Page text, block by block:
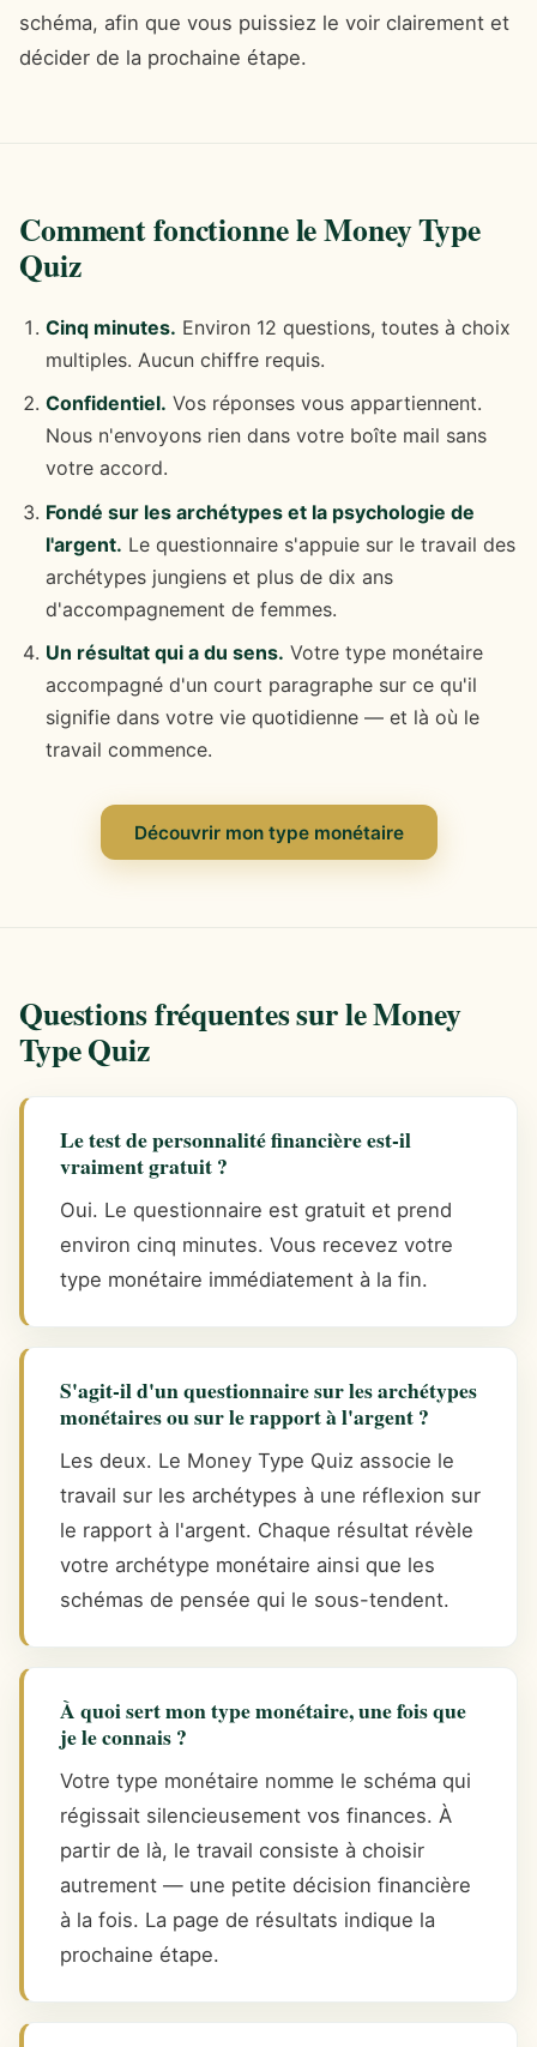
schéma, afin que vous puissiez le voir clairement et
décider de la prochaine étape.
Comment fonctionne le Money Type
Quiz
Cinq minutes. Environ 12 questions, toutes à choix
multiples. Aucun chiffre requis.
Confidentiel. Vos réponses vous appartiennent.
Nous n'envoyons rien dans votre boîte mail sans
votre accord.
Fondé sur les archétypes et la psychologie de
l'argent. Le questionnaire s'appuie sur le travail des
archétypes jungiens et plus de dix ans
d'accompagnement de femmes.
Un résultat qui a du sens. Votre type monétaire
accompagné d'un court paragraphe sur ce qu'il
signifie dans votre vie quotidienne — et là où le
travail commence.
Découvrir mon type monétaire
Questions fréquentes sur le Money
Type Quiz
Le test de personnalité financière est-il
vraiment gratuit ?
Oui. Le questionnaire est gratuit et prend
environ cinq minutes. Vous recevez votre
type monétaire immédiatement à la fin.
S'agit-il d'un questionnaire sur les archétypes
monétaires ou sur le rapport à l'argent ?
Les deux. Le Money Type Quiz associe le
travail sur les archétypes à une réflexion sur
le rapport à l'argent. Chaque résultat révèle
votre archétype monétaire ainsi que les
schémas de pensée qui le sous-tendent.
À quoi sert mon type monétaire, une fois que
je le connais ?
Votre type monétaire nomme le schéma qui
régissait silencieusement vos finances. À
partir de là, le travail consiste à choisir
autrement — une petite décision financière
à la fois. La page de résultats indique la
prochaine étape.